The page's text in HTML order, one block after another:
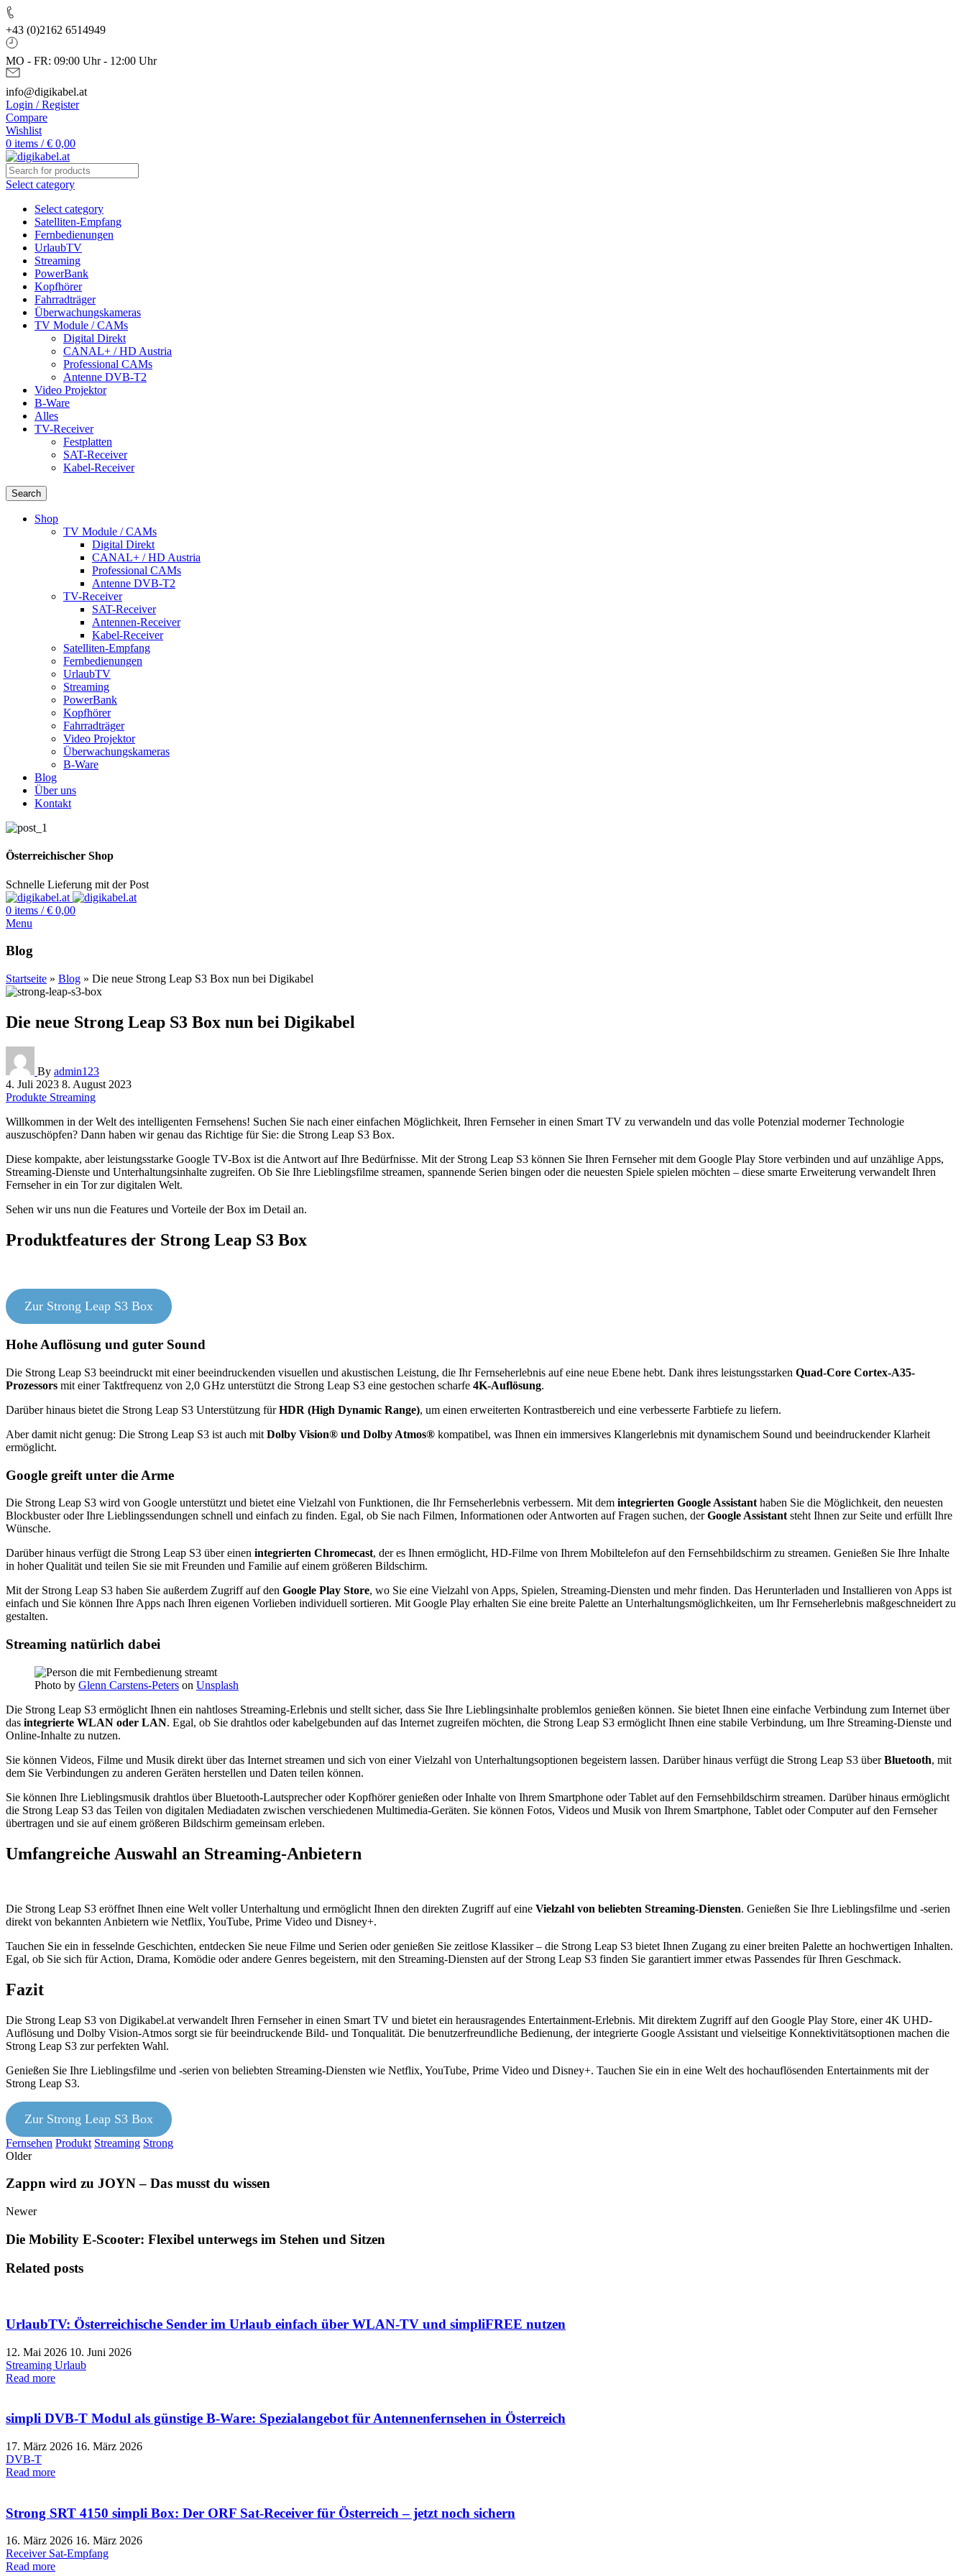
+43 (0)2162 6514949
MO - FR: 09:00 Uhr - 12:00 Uhr
info@digikabel.at
Login / Register
Compare
Wishlist
0 items / € 0,00
Select category
Select category
Satelliten-Empfang
Fernbedienungen
UrlaubTV
Streaming
PowerBank
Kopfhörer
Fahrradträger
Überwachungskameras
TV Module / CAMs
Digital Direkt
CANAL+ / HD Austria
Professional CAMs
Antenne DVB-T2
Video Projektor
B-Ware
Alles
TV-Receiver
Festplatten
SAT-Receiver
Kabel-Receiver
Search
Shop
TV Module / CAMs
Digital Direkt
CANAL+ / HD Austria
Professional CAMs
Antenne DVB-T2
TV-Receiver
SAT-Receiver
Antennen-Receiver
Kabel-Receiver
Satelliten-Empfang
Fernbedienungen
UrlaubTV
Streaming
PowerBank
Kopfhörer
Fahrradträger
Video Projektor
Überwachungskameras
B-Ware
Blog
Über uns
Kontakt
Österreichischer Shop
Schnelle Lieferung mit der Post
0 items / € 0,00
Menu
Blog
Startseite » Blog » Die neue Strong Leap S3 Box nun bei Digikabel
Die neue Strong Leap S3 Box nun bei Digikabel
By admin123
4. Juli 2023 8. August 2023
Produkte Streaming
Willkommen in der Welt des intelligenten Fernsehens! Suchen Sie nach einer einfachen Möglichkeit, Ihren Fernseher in einen Smart TV zu verwandeln und das volle Potenzial moderner Technologie
auszuschöpfen? Dann haben wir genau das Richtige für Sie: die Strong Leap S3 Box.
Diese kompakte, aber leistungsstarke Google TV-Box ist die Antwort auf Ihre Bedürfnisse. Mit der Strong Leap S3 können Sie Ihren Fernseher mit dem Google Play Store verbinden und auf unzählige Apps,
Streaming-Dienste und Unterhaltungsinhalte zugreifen. Ob Sie Ihre Lieblingsfilme streamen, spannende Serien bingen oder die neuesten Spiele spielen möchten – diese smarte Erweiterung verwandelt Ihren
Fernseher in ein Tor zur digitalen Welt.
Sehen wir uns nun die Features und Vorteile der Box im Detail an.
Produktfeatures der Strong Leap S3 Box
Zur Strong Leap S3 Box
Hohe Auflösung und guter Sound
Die Strong Leap S3 beeindruckt mit einer beeindruckenden visuellen und akustischen Leistung, die Ihr Fernseherlebnis auf eine neue Ebene hebt. Dank ihres leistungsstarken Quad-Core Cortex-A35-
Prozessors mit einer Taktfrequenz von 2,0 GHz unterstützt die Strong Leap S3 eine gestochen scharfe 4K-Auflösung.
Darüber hinaus bietet die Strong Leap S3 Unterstützung fürHDR (High Dynamic Range), um einen erweiterten Kontrastbereich und eine verbesserte Farbtiefe zu liefern.
Aber damit nicht genug: Die Strong Leap S3 ist auch mit Dolby Vision® und Dolby Atmos® kompatibel, was Ihnen ein immersives Klangerlebnis mit dynamischem Sound und beeindruckender Klarheit
ermöglicht.
Google greift unter die Arme
Die Strong Leap S3 wird von Google unterstützt und bietet eine Vielzahl von Funktionen, die Ihr Fernseherlebnis verbessern. Mit dem integrierten Google Assistanthaben Sie die Möglichkeit, den neuesten
Blockbuster oder Ihre Lieblingssendungen schnell und einfach zu finden. Egal, ob Sie nach Filmen, Informationen oder Antworten auf Fragen suchen, derGoogle Assistantsteht Ihnen zur Seite und erfüllt Ihre
Wünsche.
Darüber hinaus verfügt die Strong Leap S3 über einen integrierten Chromecast, der es Ihnen ermöglicht, HD-Filme von Ihrem Mobiltelefon auf den Fernsehbildschirm zu streamen. Genießen Sie Ihre Inhalte
in hoher Qualität und teilen Sie sie mit Freunden und Familie auf einem größeren Bildschirm.
Mit der Strong Leap S3 haben Sie außerdem Zugriff auf den Google Play Store, wo Sie eine Vielzahl von Apps, Spielen, Streaming-Diensten und mehr finden. Das Herunterladen und Installieren von Apps ist
einfach und Sie können Ihre Apps nach Ihren eigenen Vorlieben individuell sortieren. Mit Google Play erhalten Sie eine breite Palette an Unterhaltungsmöglichkeiten, um Ihr Fernseherlebnis maßgeschneidert zu
gestalten.
Streaming natürlich dabei
Photo by Glenn Carstens-Peters on Unsplash
Die Strong Leap S3 ermöglicht Ihnen ein nahtloses Streaming-Erlebnis und stellt sicher, dass Sie Ihre Lieblingsinhalte problemlos genießen können. Sie bietet Ihnen eine einfache Verbindung zum Internet über
das integrierte WLAN oder LAN. Egal, ob Sie drahtlos oder kabelgebunden auf das Internet zugreifen möchten, die Strong Leap S3 ermöglicht Ihnen eine stabile Verbindung, um Ihre Streaming-Dienste und
Online-Inhalte zu nutzen.
Sie können Videos, Filme und Musik direkt über das Internet streamen und sich von einer Vielzahl von Unterhaltungsoptionen begeistern lassen. Darüber hinaus verfügt die Strong Leap S3 überBluetooth, mit
dem Sie Verbindungen zu anderen Geräten herstellen und Daten teilen können.
Sie können Ihre Lieblingsmusik drahtlos über Bluetooth-Lautsprecher oder Kopfhörer genießen oder Inhalte von Ihrem Smartphone oder Tablet auf den Fernsehbildschirm streamen. Darüber hinaus ermöglicht
die Strong Leap S3 das Teilen von digitalen Mediadaten zwischen verschiedenen Multimedia-Geräten. Sie können Fotos, Videos und Musik von Ihrem Smartphone, Tablet oder Computer auf den Fernseher
übertragen und sie auf einem größeren Bildschirm gemeinsam erleben.
Umfangreiche Auswahl an Streaming-Anbietern
Die Strong Leap S3 eröffnet Ihnen eine Welt voller Unterhaltung und ermöglicht Ihnen den direkten Zugriff auf eine Vielzahl von beliebten Streaming-Diensten. Genießen Sie Ihre Lieblingsfilme und -serien
direkt von bekannten Anbietern wie Netflix, YouTube, Prime Video und Disney+.
Tauchen Sie ein in fesselnde Geschichten, entdecken Sie neue Filme und Serien oder genießen Sie zeitlose Klassiker – die Strong Leap S3 bietet Ihnen Zugang zu einer breiten Palette an hochwertigen Inhalten.
Egal, ob Sie sich für Action, Drama, Komödie oder andere Genres begeistern, mit den Streaming-Diensten auf der Strong Leap S3 finden Sie garantiert immer etwas Passendes für Ihren Geschmack.
Fazit
Die Strong Leap S3 von Digikabel.at verwandelt Ihren Fernseher in einen Smart TV und bietet ein herausragendes Entertainment-Erlebnis. Mit direktem Zugriff auf den Google Play Store, einer 4K UHD-
Auflösung und Dolby Vision-Atmos sorgt sie für beeindruckende Bild- und Tonqualität. Die benutzerfreundliche Bedienung, der integrierte Google Assistant und vielseitige Konnektivitätsoptionen machen die
Strong Leap S3 zur perfekten Wahl.
Genießen Sie Ihre Lieblingsfilme und -serien von beliebten Streaming-Diensten wie Netflix, YouTube, Prime Video und Disney+. Tauchen Sie ein in eine Welt des hochauflösenden Entertainments mit der
Strong Leap S3.
Zur Strong Leap S3 Box
Fernsehen Produkt Streaming Strong
Older
Zappn wird zu JOYN – Das musst du wissen
Newer
Die Mobility E-Scooter: Flexibel unterwegs im Stehen und Sitzen
Related posts
UrlaubTV: Österreichische Sender im Urlaub einfach über WLAN-TV und simpliFREE nutzen
12. Mai 2026 10. Juni 2026
Streaming Urlaub
Read more
simpli DVB-T Modul als günstige B-Ware: Spezialangebot für Antennenfernsehen in Österreich
17. März 2026 16. März 2026
DVB-T
Read more
Strong SRT 4150 simpli Box: Der ORF Sat-Receiver für Österreich – jetzt noch sichern
16. März 2026 16. März 2026
Receiver Sat-Empfang
Read more